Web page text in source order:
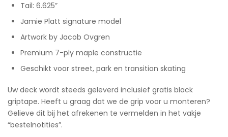
Tail: 6.625”
Jamie Platt signature model
Artwork by Jacob Ovgren
Premium 7-ply maple constructie
Geschikt voor street, park en transition skating
Uw deck wordt steeds geleverd inclusief gratis black
griptape. Heeft u graag dat we de grip voor u monteren?
Gelieve dit bij het afrekenen te vermelden in het vakje
“bestelnotities”.